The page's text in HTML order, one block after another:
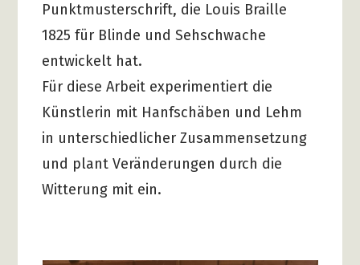
Punktmusterschrift, die Louis Braille
1825 für Blinde und Sehschwache
entwickelt hat.
Für diese Arbeit experimentiert die
Künstlerin mit Hanfschäben und Lehm
in unterschiedlicher Zusammensetzung
und plant Veränderungen durch die
Witterung mit ein.